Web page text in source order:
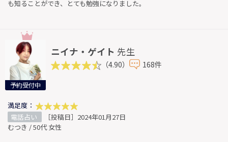
も知ることができ、とても勉強になりました。
予約受付中
ニイナ・ゲイト 先生
（4.90） 168件
満足度：
電話占い
［投稿日］2024年01月27日
むつき / 50代 女性